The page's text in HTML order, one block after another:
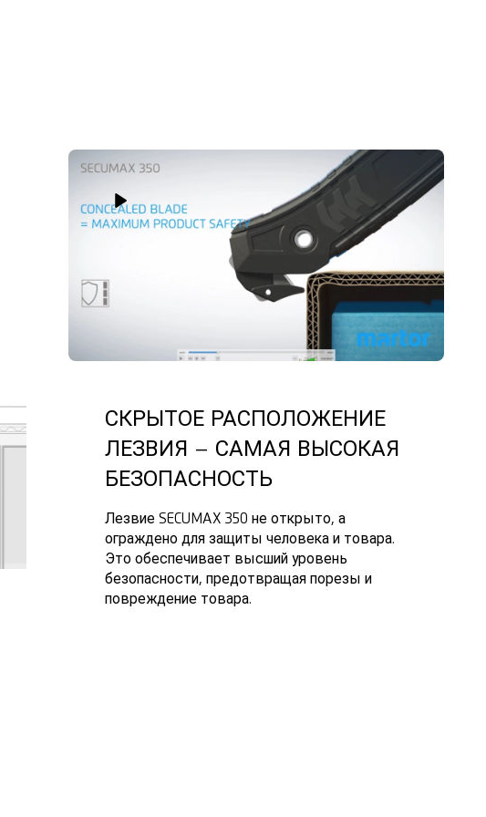
СКРЫТОЕ РАСПОЛОЖЕНИЕ
ЛЕЗВИЯ – САМАЯ ВЫСОКАЯ
БЕЗОПАСНОСТЬ
Лезвие SECUMAX 350 не открыто, а
ограждено для защиты человека и товара.
Это обеспечивает высший уровень
безопасности, предотвращая порезы и
повреждение товара.
Play Video